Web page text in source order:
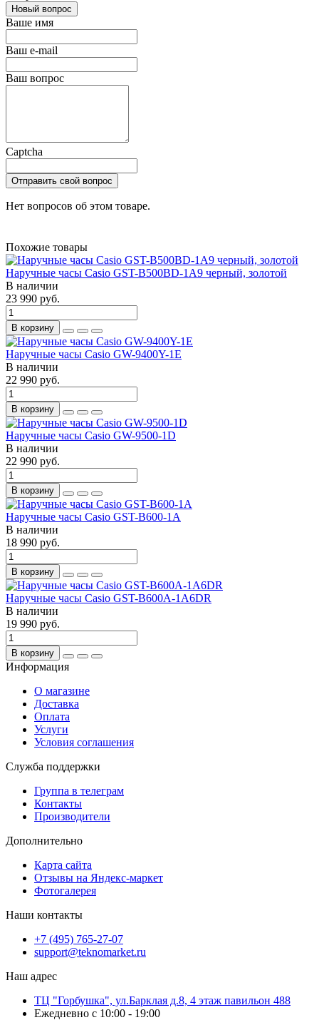
Новый вопрос
Ваше имя
Ваш e-mail
Ваш вопрос
Captcha
Отправить свой вопрос
Нет вопросов об этом товаре.
Похожие товары
Наручные часы Casio GST-B500BD-1A9 черный, золотой
В наличии
23 990 руб.
В корзину
Наручные часы Casio GW-9400Y-1E
В наличии
22 990 руб.
В корзину
Наручные часы Casio GW-9500-1D
В наличии
22 990 руб.
В корзину
Наручные часы Casio GST-B600-1A
В наличии
18 990 руб.
В корзину
Наручные часы Casio GST-B600A-1A6DR
В наличии
19 990 руб.
В корзину
Информация
О магазине
Доставка
Оплата
Услуги
Условия соглашения
Служба поддержки
Группа в телеграм
Контакты
Производители
Дополнительно
Карта сайта
Отзывы на Яндекс-маркет
Фотогалерея
Наши контакты
+7 (495) 765-27-07
support@teknomarket.ru
Наш адрес
ТЦ "Горбушка", ул.Барклая д.8, 4 этаж павильон 488
Ежедневно с 10:00 - 19:00